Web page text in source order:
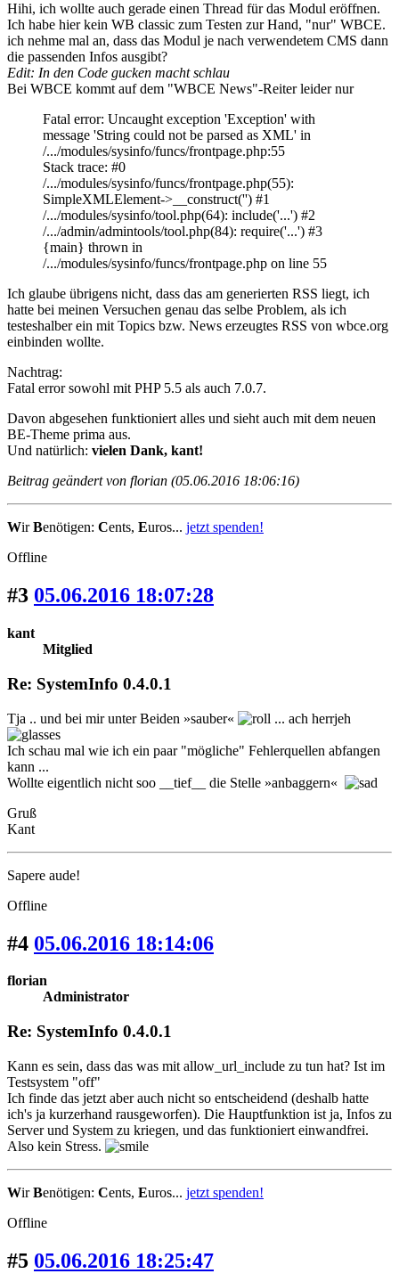
Hihi, ich wollte auch gerade einen Thread für das Modul eröffnen.
Ich habe hier kein WB classic zum Testen zur Hand, "nur" WBCE.
ich nehme mal an, dass das Modul je nach verwendetem CMS dann
die passenden Infos ausgibt?
Edit: In den Code gucken macht schlau
Bei WBCE kommt auf dem "WBCE News"-Reiter leider nur
Fatal error: Uncaught exception 'Exception' with
message 'String could not be parsed as XML' in
/.../modules/sysinfo/funcs/frontpage.php:55
Stack trace: #0
/.../modules/sysinfo/funcs/frontpage.php(55):
SimpleXMLElement->__construct('') #1
/.../modules/sysinfo/tool.php(64): include('...') #2
/.../admin/admintools/tool.php(84): require('...') #3
{main} thrown in
/.../modules/sysinfo/funcs/frontpage.php on line 55
Ich glaube übrigens nicht, dass das am generierten RSS liegt, ich
hatte bei meinen Versuchen genau das selbe Problem, als ich
testeshalber ein mit Topics bzw. News erzeugtes RSS von wbce.org
einbinden wollte.
Nachtrag:
Fatal error sowohl mit PHP 5.5 als auch 7.0.7.
Davon abgesehen funktioniert alles und sieht auch mit dem neuen
BE-Theme prima aus.
Und natürlich: vielen Dank, kant!
Beitrag geändert von florian (05.06.2016 18:06:16)
WirBenötigen: Cents, Euros... jetzt spenden!
Offline
#3 05.06.2016 18:07:28
kant
Mitglied
Re: SystemInfo 0.4.0.1
Tja .. und bei mir unter Beiden »sauber« ... ach herrjeh
Ich schau mal wie ich ein paar "mögliche" Fehlerquellen abfangen
kann ...
Wollte eigentlich nicht soo __tief__ die Stelle »anbaggern«
Gruß
Kant
Sapere aude!
Offline
#4 05.06.2016 18:14:06
florian
Administrator
Re: SystemInfo 0.4.0.1
Kann es sein, dass das was mit allow_url_include zu tun hat? Ist im
Testsystem "off"
Ich finde das jetzt aber auch nicht so entscheidend (deshalb hatte
ich's ja kurzerhand rausgeworfen). Die Hauptfunktion ist ja, Infos zu
Server und System zu kriegen, und das funktioniert einwandfrei.
Also kein Stress.
WirBenötigen: Cents, Euros... jetzt spenden!
Offline
#5 05.06.2016 18:25:47